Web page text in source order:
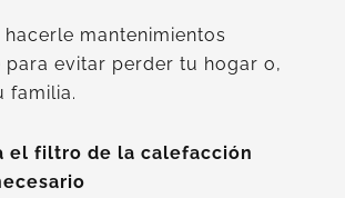
mantenimientos
para evitar perder tu hogar o,
familia.
el filtro de la calefacción